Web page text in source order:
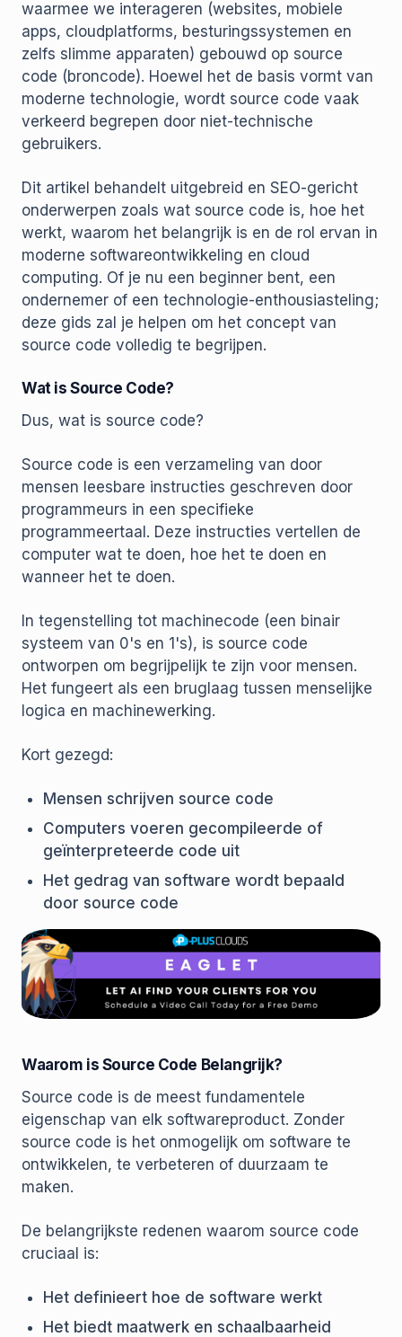
waarmee we interageren (websites, mobiele
apps, cloudplatforms, besturingssystemen en
zelfs slimme apparaten) gebouwd op source
code (broncode). Hoewel het de basis vormt van
moderne technologie, wordt source code vaak
verkeerd begrepen door niet-technische
gebruikers.
Dit artikel behandelt uitgebreid en SEO-gericht
onderwerpen zoals wat source code is, hoe het
werkt, waarom het belangrijk is en de rol ervan in
moderne softwareontwikkeling en cloud
computing. Of je nu een beginner bent, een
ondernemer of een technologie-enthousiasteling;
deze gids zal je helpen om het concept van
source code volledig te begrijpen.
Wat is Source Code?
Dus, wat is source code?
Source code is een verzameling van door
mensen leesbare instructies geschreven door
programmeurs in een specifieke
programmeertaal. Deze instructies vertellen de
computer wat te doen, hoe het te doen en
wanneer het te doen.
In tegenstelling tot machinecode (een binair
systeem van 0's en 1's), is source code
ontworpen om begrijpelijk te zijn voor mensen.
Het fungeert als een bruglaag tussen menselijke
logica en machinewerking.
Kort gezegd:
Mensen schrijven source code
Computers voeren gecompileerde of
geïnterpreteerde code uit
Het gedrag van software wordt bepaald
door source code
Waarom is Source Code Belangrijk?
Source code is de meest fundamentele
eigenschap van elk softwareproduct. Zonder
source code is het onmogelijk om software te
ontwikkelen, te verbeteren of duurzaam te
maken.
De belangrijkste redenen waarom source code
cruciaal is:
Het definieert hoe de software werkt
Het biedt maatwerk en schaalbaarheid